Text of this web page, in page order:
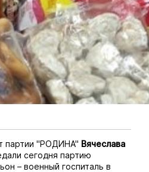
партии "РОДИНА" Вячеслава
сегодня партию
– военный госпиталь в